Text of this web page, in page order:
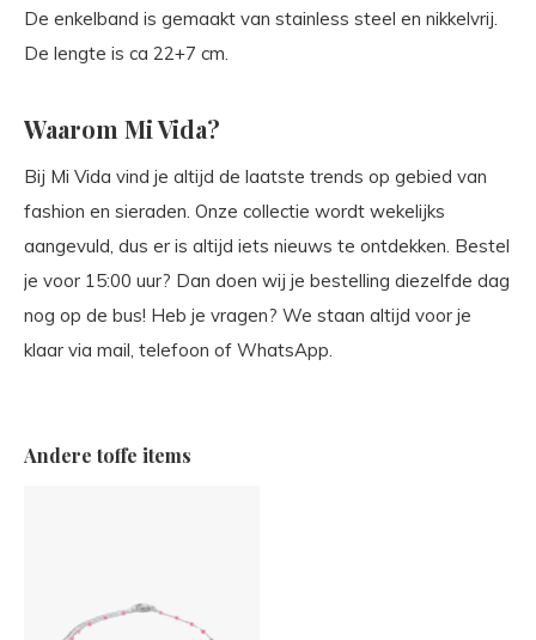
De enkelband is gemaakt van stainless steel en nikkelvrij.
De lengte is ca 22+7 cm.
Waarom Mi Vida?
Bij Mi Vida vind je altijd de laatste trends op gebied van
fashion en sieraden. Onze collectie wordt wekelijks
aangevuld, dus er is altijd iets nieuws te ontdekken. Bestel
je voor 15:00 uur? Dan doen wij je bestelling diezelfde dag
nog op de bus! Heb je vragen? We staan altijd voor je
klaar via mail, telefoon of WhatsApp.
Andere toffe items